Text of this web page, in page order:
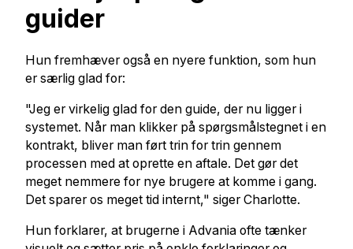
guider
Hun fremhæver også en nyere funktion, som hun
er særlig glad for:
"Jeg er virkelig glad for den guide, der nu ligger i
systemet. Når man klikker på spørgsmålstegnet i en
kontrakt, bliver man ført trin for trin gennem
processen med at oprette en aftale. Det gør det
meget nemmere for nye brugere at komme i gang.
Det sparer os meget tid internt," siger Charlotte.
Hun forklarer, at brugerne i Advania ofte tænker